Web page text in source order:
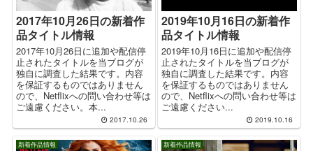
2017年10月26日の新着作
品タイトル情報
2017年10月26日に追加や配信停
止されたタイトルを当ブログが
独自に調査した結果です。内容
を保証するものではありません
ので、Netflixへの問い合わせ等は
ご遠慮ください。本...
2017.10.26
2019年10月16日の新着作
品タイトル情報
2019年10月16日に追加や配信停
止されたタイトルを当ブログが
独自に調査した結果です。内容
を保証するものではありません
ので、Netflixへの問い合わせ等は
ご遠慮ください...
2019.10.16
新着作品情報 新着作品情報